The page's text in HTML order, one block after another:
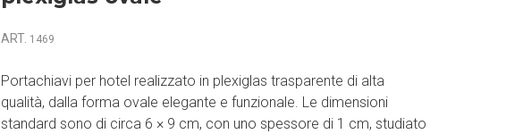
ART. 1469
Portachiavi per hotel realizzato in plexiglas trasparente di alta
qualità, dalla forma ovale elegante e funzionale. Le dimensioni
standard sono di circa 6 × 9 cm, con uno spessore di 1 cm, studiato